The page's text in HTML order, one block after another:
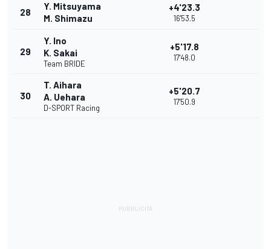
28
Y. Mitsuyama
M. Shimazu
+4'23.3
16'53.5
29
Y. Ino
K. Sakai
Team BRIDE
+5'17.8
17'48.0
30
T. Aihara
A. Uehara
D-SPORT Racing
+5'20.7
17'50.9